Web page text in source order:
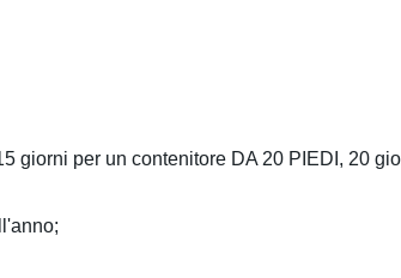
giorni per un contenitore DA 20 PIEDI, 20